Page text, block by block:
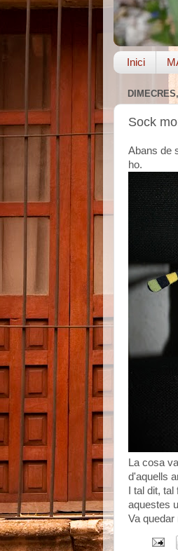
Inici
Sock
Abans de
ho.
La cosa
d'aquells
I tal dit,
aquestes
Va